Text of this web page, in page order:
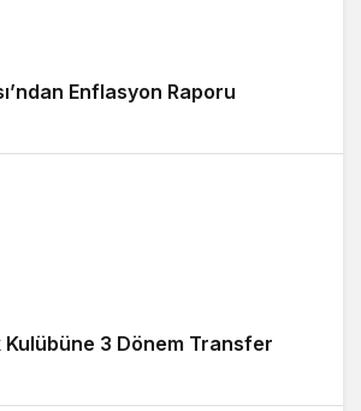
Enflasyon Raporu
Kulübüne 3 Dönem Transfer